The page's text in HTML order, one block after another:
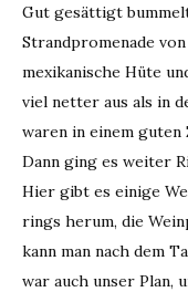
Gut gesättigt
Strandpromenade
mexikanische Hüte
viel netter aus als in
waren in einem guten
Dann ging es weiter
Hier gibt es einige
rings herum, die
kann man nach dem
war auch unser Plan,